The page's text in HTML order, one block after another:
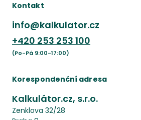
Kontakt
info@kalkulator.cz
+420 253 253 100
(Po-Pá 9:00-17:00)
Korespondenční adresa
Kalkulátor.cz, s.r.o.
Zenklova 32/28